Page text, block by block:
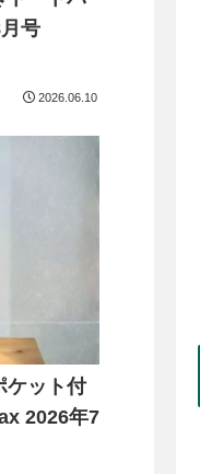
号
2026.06.10
ケット付
2026年7